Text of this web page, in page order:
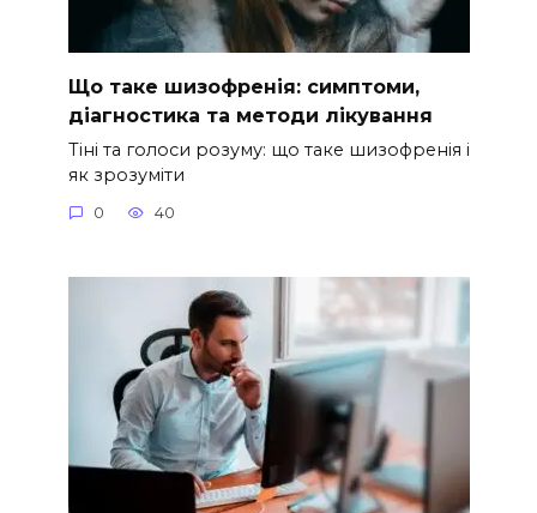
Що таке шизофренія: симптоми,
діагностика та методи лікування
Тіні та голоси розуму: що таке шизофренія і
як зрозуміти
0 40